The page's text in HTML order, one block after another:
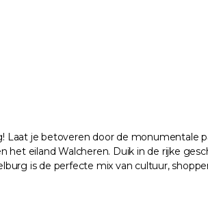
je betoveren door de monumentale
eiland Walcheren. Duik in de rijke
is de perfecte mix van cultuur,